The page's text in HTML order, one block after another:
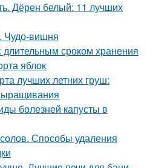
Дёрен белый: 11 лучших
Чудо-вишня
сроком хранения
яблок
лучших летних груш:
болезней капусты в
Способы удаления